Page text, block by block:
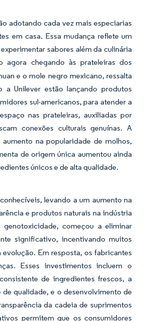
adotando cada vez mais especiarias
em casa. Essa mudança reflete um
sabores além da culinária
agora chegando às prateleiras dos
e o mole negro mexicano, ressalta
a Unilever estão lançando produtos
sul-americanos, para atender a
nas prateleiras, auxiliadas por
conexões culturais genuínas. A
na popularidade de molhos,
de origem única aumentou ainda
únicos e de alta qualidade.
levando a um aumento na
e produtos naturais na indústria
começou a eliminar
significativo, incentivando muitos
Em resposta, os fabricantes
Esses investimentos incluem o
de ingredientes frescos, a
qualidade, e o desenvolvimento de
da cadeia de suprimentos
permitem que os consumidores